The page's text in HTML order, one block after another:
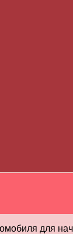
для